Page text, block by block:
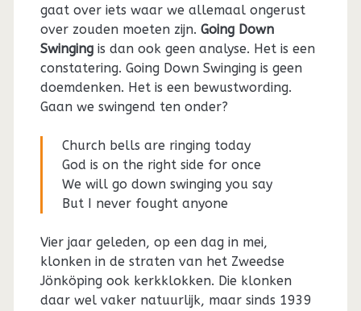
gaat over iets waar we allemaal ongerust
over zouden moeten zijn. Going Down
Swingingis dan ook geen analyse. Het is een
constatering. Going Down Swinging is geen
doemdenken. Het is een bewustwording.
Gaan we swingend ten onder?
Church bells are ringing today
God is on the right side for once
We will go down swinging you say
But I never fought anyone
Vier jaar geleden, op een dag in mei,
klonken in de straten van het Zweedse
Jönköping ook kerkklokken. Die klonken
daar wel vaker natuurlijk, maar sinds 1939